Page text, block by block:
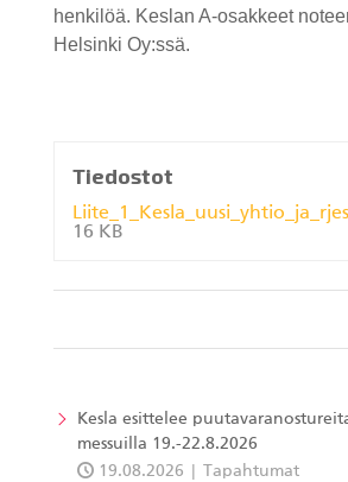
henkilöä. Keslan A-osakkeet
Helsinki Oy:ssä.
Tiedostot
16 KB
Kesla esittelee
messuilla 19.-22.8.2026
19.08.2026
Tapahtumat